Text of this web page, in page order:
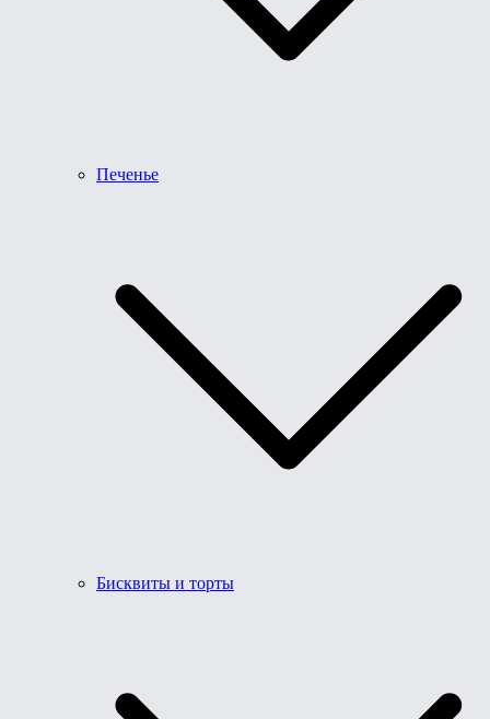
Печенье
Бисквиты и торты